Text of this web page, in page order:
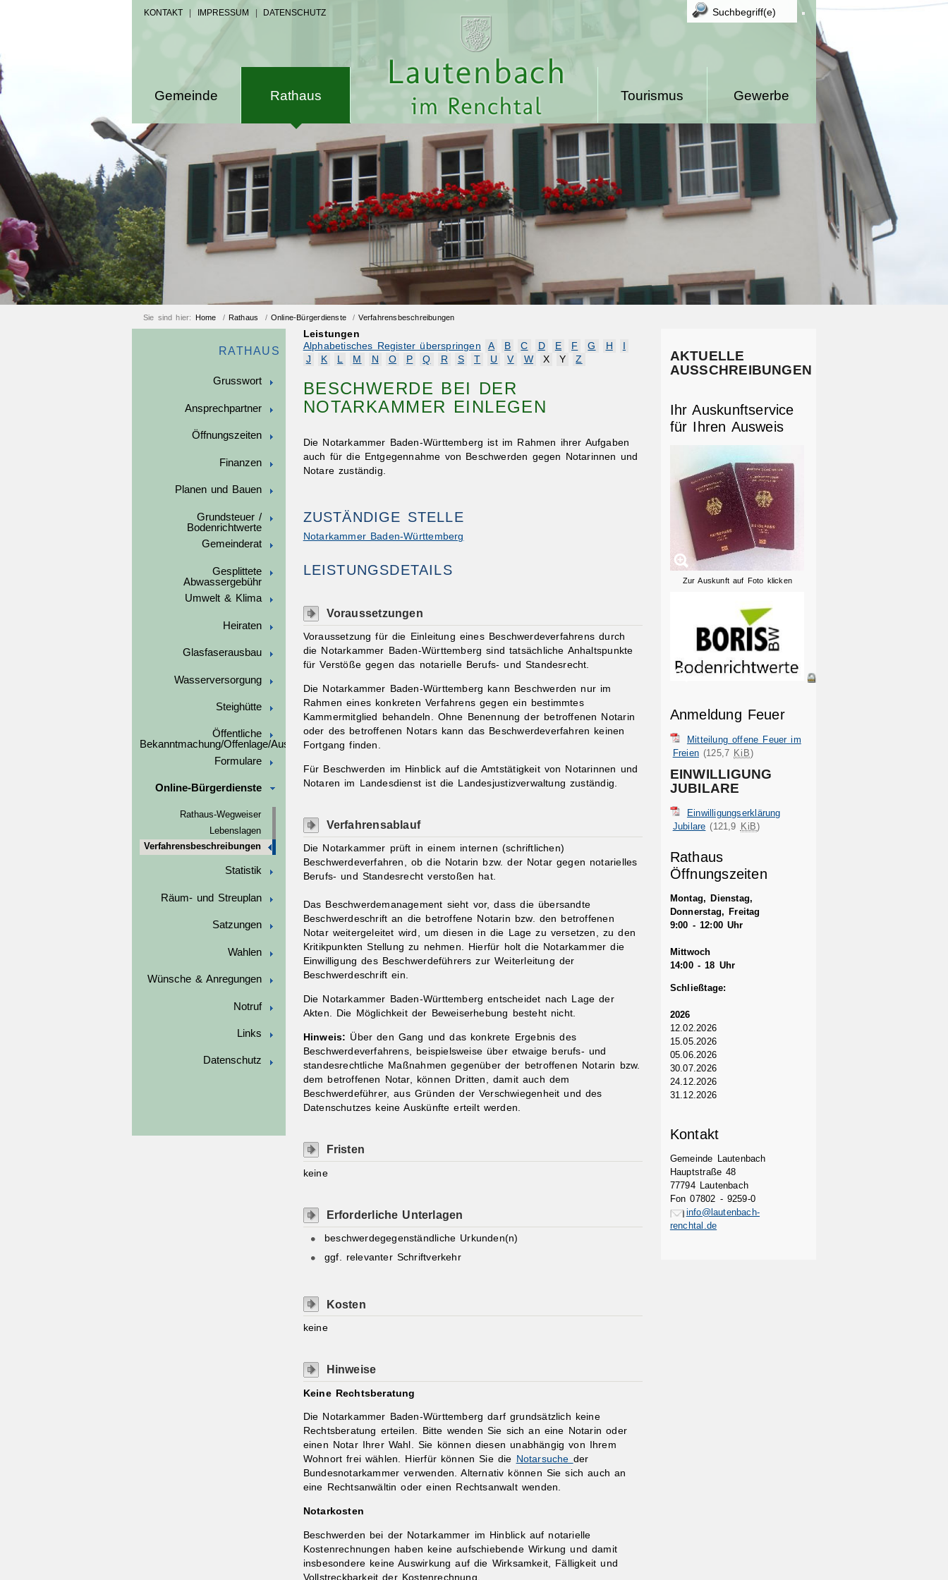
KONTAKT IMPRESSUM DATENSCHUTZ
Gemeinde Rathaus Gewerbe
Tourismus
Sie sind hier: Home / Rathaus / Online-Bürgerdienste /Verfahrensbeschreibungen
RATHAUS
Grusswort
Ansprechpartner
Öffnungszeiten
Finanzen
Planen und Bauen
Grundsteuer /
Bodenrichtwerte
Gemeinderat
Gesplittete
Abwassergebühr
Umwelt & Klima
Heiraten
Glasfaserausbau
Wasserversorgung
Steighütte
Öffentliche
Bekanntmachung/Offenlage/Ausschreibungen
Formulare
Online-Bürgerdienste
Rathaus-Wegweiser
Lebenslagen
Verfahrensbeschreibungen
Statistik
Räum- und Streuplan
Satzungen
Wahlen
Wünsche & Anregungen
Notruf
Links
Datenschutz
Leistungen
Alphabetisches Register überspringen
A B C D E F G H
J
K L M N O P Q R S T U V W X Y Z
BESCHWERDE BEI DER
NOTARKAMMER EINLEGEN
Die Notarkammer Baden-Württemberg ist im Rahmen ihrer Aufgaben
auch für die Entgegennahme von Beschwerden gegen Notarinnen und
Notare zuständig.
ZUSTÄNDIGE STELLE
Notarkammer Baden-Württemberg
LEISTUNGSDETAILS
Voraussetzungen
Voraussetzung für die Einleitung eines Beschwerdeverfahrens durch
die Notarkammer Baden-Württemberg sind tatsächliche Anhaltspunkte
für Verstöße gegen das notarielle Berufs- und Standesrecht.
Die Notarkammer Baden-Württemberg kann Beschwerden nur im
Rahmen eines konkreten Verfahrens gegen ein bestimmtes
Kammermitglied behandeln. Ohne Benennung der betroffenen Notarin
oder des betroffenen Notars kann das Beschwerdeverfahren keinen
Fortgang finden.
Für Beschwerden im Hinblick auf die Amtstätigkeit von Notarinnen und
Notaren im Landesdienst ist die Landesjustizverwaltung zuständig.
Verfahrensablauf
Die Notarkammer prüft in einem internen (schriftlichen)
Beschwerdeverfahren, ob die Notarin bzw. der Notar gegen notarielles
Berufs- und Standesrecht verstoßen hat.
Das Beschwerdemanagement sieht vor, dass die übersandte
Beschwerdeschrift an die betroffene Notarin bzw. den betroffenen
Notar weitergeleitet wird, um diesen in die Lage zu versetzen, zu den
Kritikpunkten Stellung zu nehmen. Hierfür holt die Notarkammer die
Einwilligung des Beschwerdeführers zur Weiterleitung der
Beschwerdeschrift ein.
Die Notarkammer Baden-Württemberg entscheidet nach Lage der
Akten. Die Möglichkeit der Beweiserhebung besteht nicht.
Hinweis: Über den Gang und das konkrete Ergebnis des
Beschwerdeverfahrens, beispielsweise über etwaige berufs- und
standesrechtliche Maßnahmen gegenüber der betroffenen Notarin bzw.
dem betroffenen Notar, können Dritten, damit auch dem
Beschwerdeführer, aus Gründen der Verschwiegenheit und des
Datenschutzes keine Auskünfte erteilt werden.
Fristen
keine
Erforderliche Unterlagen
beschwerdegegenständliche Urkunden(n)
ggf. relevanter Schriftverkehr
Kosten
keine
Hinweise
Keine Rechtsberatung
Die Notarkammer Baden-Württemberg darf grundsätzlich keine
Rechtsberatung erteilen. Bitte wenden Sie sich an eine Notarin oder
einen Notar Ihrer Wahl. Sie können diesen unabhängig von Ihrem
Wohnort frei wählen. Hierfür können Sie die Notarsuche der
Bundesnotarkammer verwenden. Alternativ können Sie sich auch an
eine Rechtsanwältin oder einen Rechtsanwalt wenden.
Notarkosten
Beschwerden bei der Notarkammer im Hinblick auf notarielle
Kostenrechnungen haben keine aufschiebende Wirkung und damit
insbesondere keine Auswirkung auf die Wirksamkeit, Fälligkeit und
Vollstreckbarkeit der Kostenrechnung.
AKTUELLE
AUSSCHREIBUNGEN
Ihr Auskunftservice
für Ihren Ausweis
Zur Auskunft auf Foto klicken
Anmeldung Feuer
Mitteilung offene Feuer im
Freien (125,7 KiB)
EINWILLIGUNG
JUBILARE
Einwilligungserklärung
Jubilare (121,9 KiB)
Rathaus
Öffnungszeiten
Montag, Dienstag,
Donnerstag, Freitag
9:00 - 12:00 Uhr
Mittwoch
14:00 - 18 Uhr
Schließtage:
2026
12.02.2026
15.05.2026
05.06.2026
30.07.2026
24.12.2026
31.12.2026
Kontakt
Gemeinde Lautenbach
Hauptstraße 48
77794 Lautenbach
Fon 07802 - 9259-0
info@lautenbach-
renchtal.de